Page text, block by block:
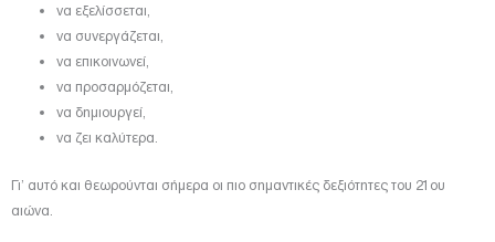
να εξελίσσεται,
να συνεργάζεται,
να επικοινωνεί,
να προσαρμόζεται,
να δημιουργεί,
να ζει καλύτερα.
Γι’ αυτό και θεωρούνται σήμερα οι πιο σημαντικές δεξιότητες του 21ου
αιώνα.